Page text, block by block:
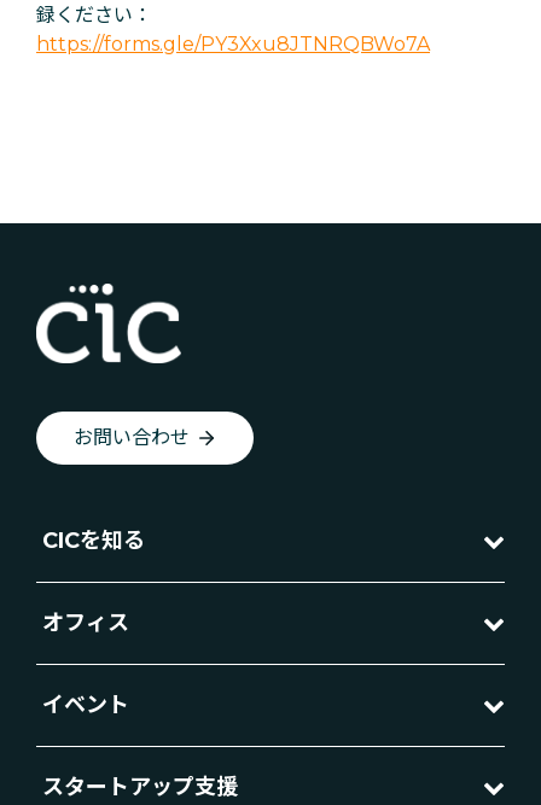
録ください：
https://forms.gle/PY3Xxu8JTNRQBWo7A
お問い合わせ
CICを知る
オフィス
イベント
スタートアップ支援